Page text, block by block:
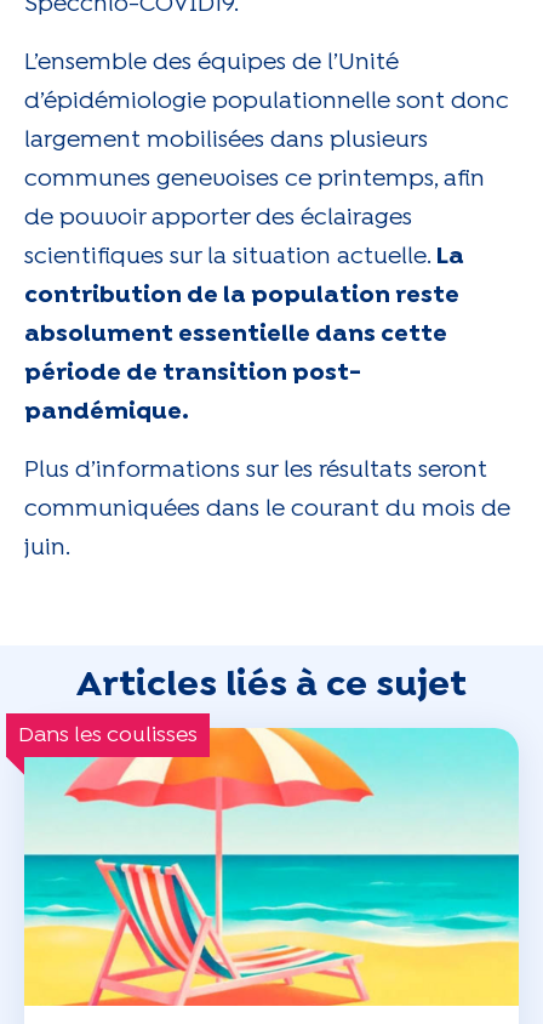
L’ensemble des équipes de l’Unité
d’épidémiologie populationnelle sont donc
largement mobilisées dans plusieurs
communes genevoises ce printemps, afin
de pouvoir apporter des éclairages
scientifiques sur la situation actuelle. La
contribution de la population reste
absolument essentielle dans cette
période de transition post-
pandémique.
Plus d’informations sur les résultats seront
communiquées dans le courant du mois de
juin.
Articles liés à ce sujet
Dans les coulisses